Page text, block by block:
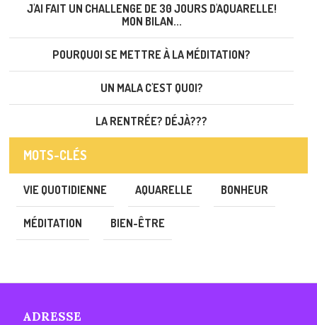
J'AI FAIT UN CHALLENGE DE 30 JOURS D'AQUARELLE!
MON BILAN...
POURQUOI SE METTRE À LA MÉDITATION?
UN MALA C'EST QUOI?
LA RENTRÉE? DÉJÀ???
MOTS-CLÉS
VIE QUOTIDIENNE AQUARELLE BONHEUR
MÉDITATION BIEN-ÊTRE
ADRESSE